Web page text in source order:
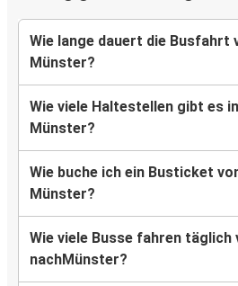
Wie lange dauert die Busfahrt
Münster?
Wie viele Haltestellen gibt es
Münster?
Wie buche ich ein Busticket
Münster?
Wie viele Busse fahren
nachMünster?